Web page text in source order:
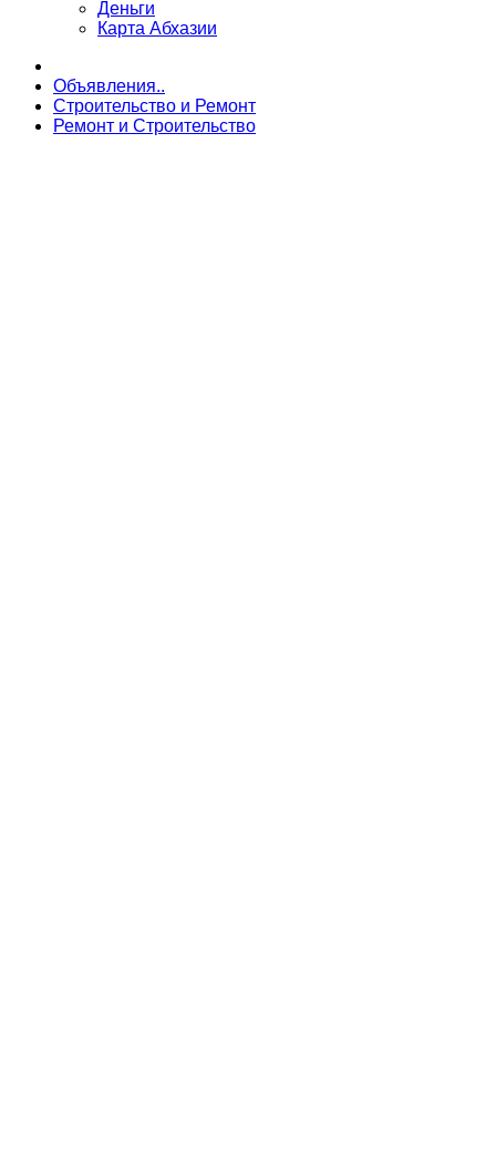
Деньги
Карта Абхазии
Объявления..
Строительство и Ремонт
Ремонт и Строительство